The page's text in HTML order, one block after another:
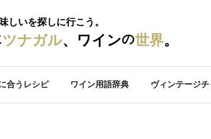
しいを探しに行こう。
ツナガル、ワインの世界。
合うレシピ ワイン用語辞典 ヴィンテージチ